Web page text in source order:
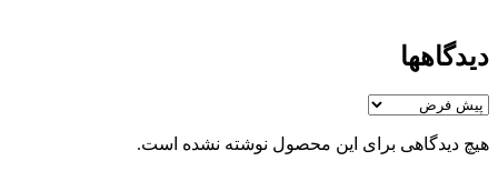
دیدگاهها
هیچ دیدگاهی برای این محصول نوشته نشده است.